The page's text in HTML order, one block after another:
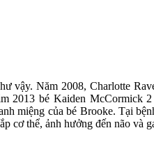
vậy. Năm 2008, Charlotte
2013 bé Kaiden McCormick
miệng của bé Brooke. Tại
cơ thể, ảnh hưởng đến não và